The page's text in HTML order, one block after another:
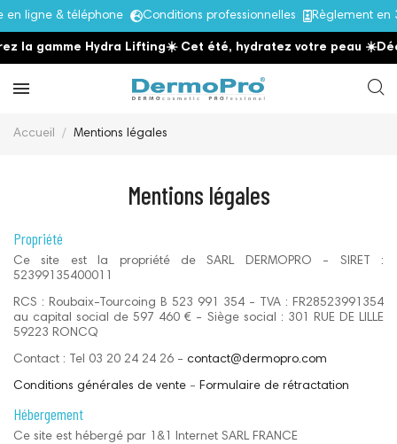
ligne & téléphone Conditions professionnelles Règlement en
la gamme Hydra Lifting☀️ Cet été, hydratez votre peau ☀️
Accueil Mentions légales
Mentions légales
Propriété
Ce site est la propriété de SARL DERMOPRO - SIRET :
52399135400011
RCS : Roubaix-Tourcoing B 523 991 354 - TVA : FR28523991354
au capital social de 597 460 € - Siège social : 301 RUE DE LILLE
59223 RONCQ
Contact : Tel 03 20 24 24 26 - contact@dermopro.com
Conditions générales de vente - Formulaire de rétractation
Hébergement
Ce site est hébergé par 1&1 Internet SARL FRANCE